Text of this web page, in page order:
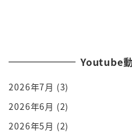
快眠になれるなるほどね
やるべきことをやら頭や
をやっていたがためにど
いっていなかったそれを
Youtube
2026年7月 (3)
2026年6月 (2)
2026年5月 (2)